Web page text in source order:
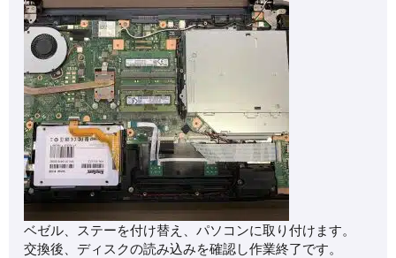
ベゼル、ステーを付け替え、パソコンに取り付けます。
交換後、ディスクの読み込みを確認し作業終了です。